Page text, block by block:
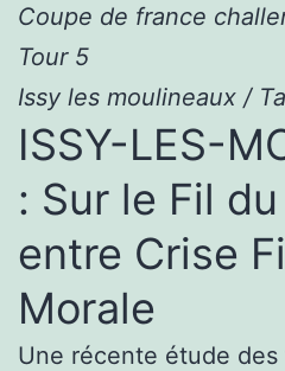
Coupe de france
Tour 5
Issy les moulineaux /
ISSY-LES-
: Sur le Fil
entre Crise
Morale
Une récente étude